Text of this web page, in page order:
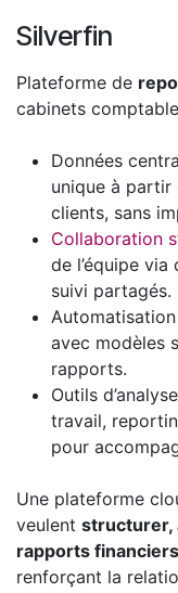
Silverfin
Plateforme de
cabinets
Données
unique à partir
clients, sans
Collaboration
de l’équipe
suivi partagés.
avec modèles
rapports.
Outils
travail,
pour
Une plateforme
veulent structurer,
rapports
renforçant la